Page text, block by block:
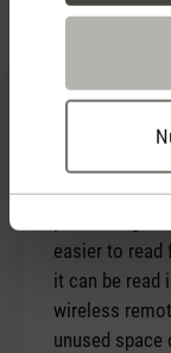
7. September
Bewertung
This looks
easier to
it can be read
wireless
unused